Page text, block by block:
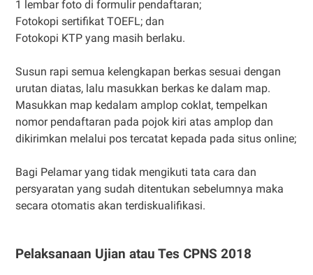
1 lembar foto di formulir pendaftaran;
Fotokopi sertifikat TOEFL; dan
Fotokopi KTP yang masih berlaku.
Susun rapi semua kelengkapan berkas sesuai dengan
urutan diatas, lalu masukkan berkas ke dalam map.
Masukkan map kedalam amplop coklat, tempelkan
nomor pendaftaran pada pojok kiri atas amplop dan
dikirimkan melalui pos tercatat kepada pada situs online;
Bagi Pelamar yang tidak mengikuti tata cara dan
persyaratan yang sudah ditentukan sebelumnya maka
secara otomatis akan terdiskualifikasi.
Pelaksanaan Ujian atau Tes CPNS 2018